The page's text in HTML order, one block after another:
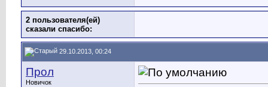
2 пользователя(ей)
сказали cпасибо:
29.10.2013, 00:24
Прол
Новичок